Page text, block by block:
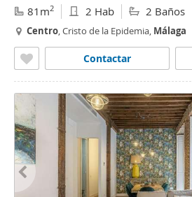
81m2 2 Hab 2 Baños
Centro, Cristo de la Epidemia, Málaga
Contactar